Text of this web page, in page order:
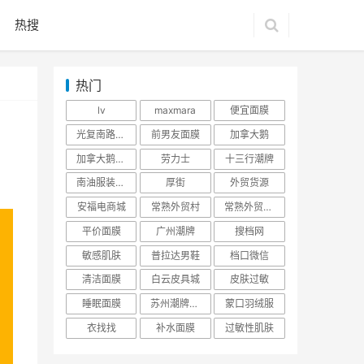
热搜
热门
lv maxmara
便宜面膜
光复南路潮牌
前男友面膜
加拿大鹅
加拿大鹅羽绒服
劳力士
十三行潮牌
南油服装批发市场
厚街
外贸货源
安福电商城
常熟外贸村
常熟外贸村货源
平价面膜
广州潮牌
搜档网
敏感肌肤
普拉达男鞋
档口微信
清洁面膜
白云皮具城
皮肤过敏
睡眠面膜
苏州潮牌货源
蒙口羽绒服
衣找找
补水面膜 过敏性肌肤